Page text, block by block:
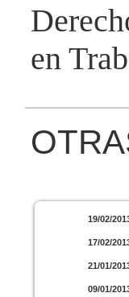
en
19/02/
17/02/
21/01/
09/01/